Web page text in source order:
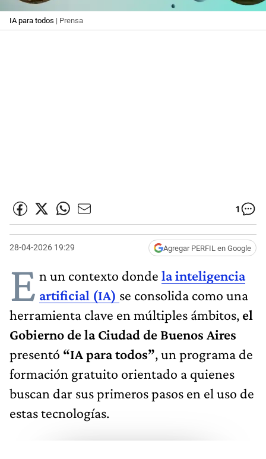
IA para todos | Prensa
1
28-04-2026 19:29 Agregar PERFIL en Google
E n un contexto donde la inteligencia
artificial (IA) se consolida como una
herramienta clave en múltiples ámbitos, el
Gobierno de la Ciudad de Buenos Aires
presentó “IA para todos”, un programa de
formación gratuito orientado a quienes
buscan dar sus primeros pasos en el uso de
estas tecnologías.